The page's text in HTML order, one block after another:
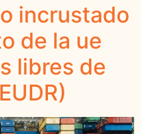
incrustado
de la ue
libres de